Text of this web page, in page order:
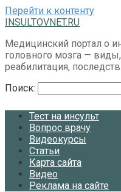
Перейти к контенту
INSULTOVNET.RU
Медицинский портал о
головного мозга —
реабилитация,
Поиск:
Тест на инсульт
Вопрос врачу
Видеокурсы
Статьи
Карта сайта
Видео
Реклама на сайте